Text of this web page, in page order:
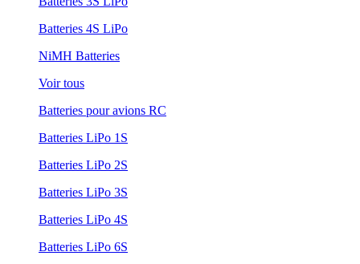
Batteries 4S LiPo
NiMH Batteries
Voir tous
Batteries pour avions RC
Batteries LiPo 1S
Batteries LiPo 2S
Batteries LiPo 3S
Batteries LiPo 4S
Batteries LiPo 6S